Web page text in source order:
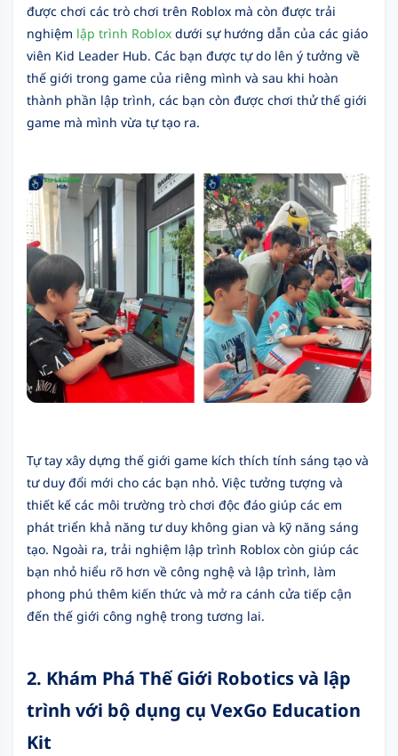
được chơi các trò chơi trên Roblox mà còn được trải
nghiệm lập trình Roblox dưới sự hướng dẫn của các giáo
viên Kid Leader Hub. Các bạn được tự do lên ý tưởng về
thế giới trong game của riêng mình và sau khi hoàn
thành phần lập trình, các bạn còn được chơi thử thế giới
game mà mình vừa tự tạo ra.
Tự tay xây dựng thế giới game kích thích tính sáng tạo và
tư duy đổi mới cho các bạn nhỏ. Việc tưởng tượng và
thiết kế các môi trường trò chơi độc đáo giúp các em
phát triển khả năng tư duy không gian và kỹ năng sáng
tạo. Ngoài ra, trải nghiệm lập trình Roblox còn giúp các
bạn nhỏ hiểu rõ hơn về công nghệ và lập trình, làm
phong phú thêm kiến thức và mở ra cánh cửa tiếp cận
đến thế giới công nghệ trong tương lai.
2. Khám Phá Thế Giới Robotics và lập
trình với bộ dụng cụ VexGo Education
Kit